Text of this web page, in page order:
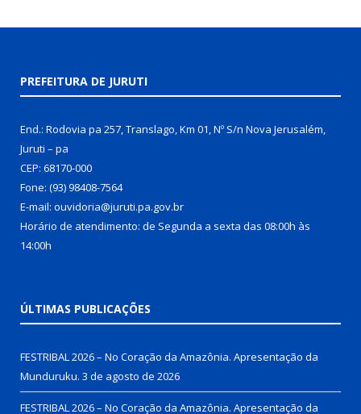
PREFEITURA DE JURUTI
End.: Rodovia pa 257, Translago, Km 01, Nº S/n Nova Jerusalém,
Juruti – pa
CEP: 68170-000
Fone: (93) 98408-7564
E-mail: ouvidoria@juruti.pa.gov.br
Horário de atendimento: de Segunda a sexta das 08:00h às
14:00h
ÚLTIMAS PUBLICAÇÕES
FESTRIBAL 2026 – No Coração da Amazônia. Apresentação da
Munduruku. 3 de agosto de 2026
FESTRIBAL 2026 – No Coração da Amazônia. Apresentação da